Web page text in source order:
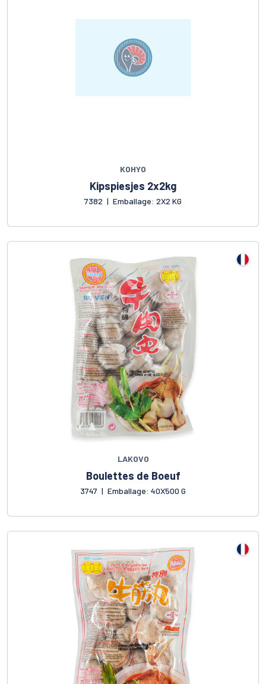
KOHYO
Kipspiesjes 2x2kg
7382 | Emballage: 2X2 KG
LAKOVO
Boulettes de Boeuf
3747 | Emballage: 40X500 G